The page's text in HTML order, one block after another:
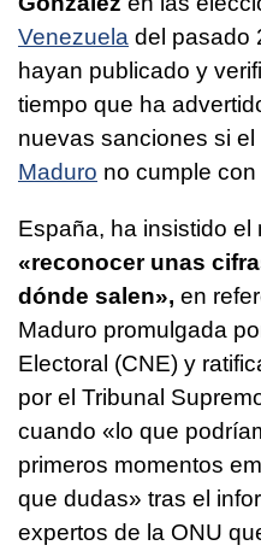
Venezuela del pasado
hayan publicado y
tiempo que ha
nuevas sanciones si el
Maduro no cumple
España, ha insistido el
«reconocer unas
dónde salen», en
Maduro promulgada
Electoral (CNE) y
por el Tribunal
cuando «lo que
primeros momentos
que dudas» tras el
expertos de la ONU